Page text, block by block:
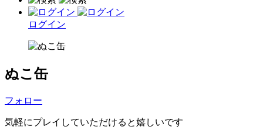
ログイン
ぬこ缶
フォロー
気軽にプレイしていただけると嬉しいです